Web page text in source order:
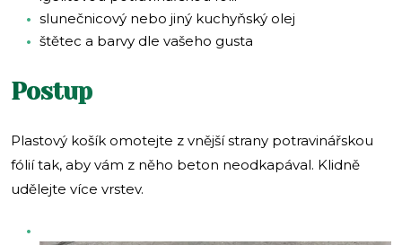
slunečnicový nebo jiný kuchyňský olej
štětec a barvy dle vašeho gusta
Postup
Plastový košík omotejte z vnější strany potravinářskou
fólií tak, aby vám z něho beton neodkapával. Klidně
udělejte více vrstev.